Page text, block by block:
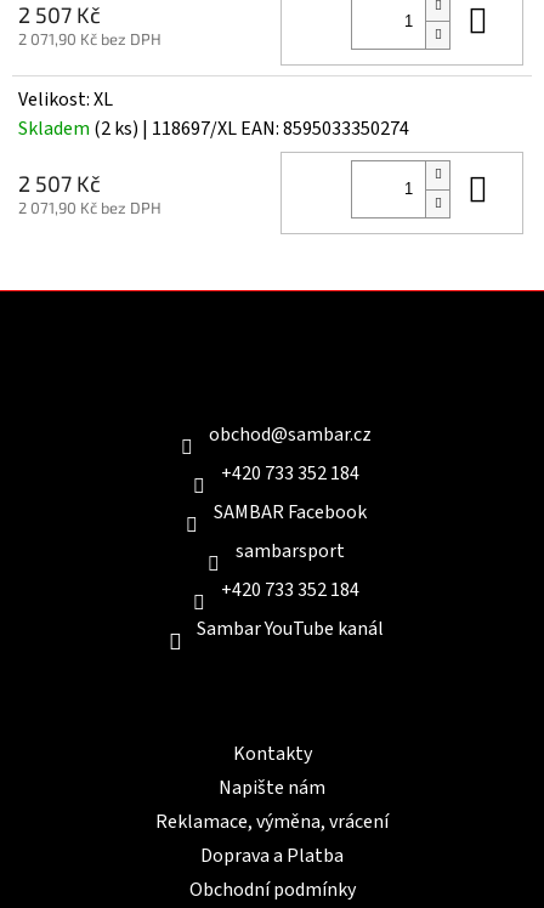
2 507 Kč
2 071,90 Kč bez DPH
Velikost: XL
Skladem (2 ks) | 118697/XLEAN:8595033350274
2 507 Kč
2 071,90 Kč bez DPH
obchod@sambar.cz
+420 733 352 184
SAMBAR Facebook
sambarsport
+420 733 352 184
Sambar YouTube kanál
Kontakty
Napište nám
Reklamace, výměna, vrácení
Doprava a Platba
Obchodní podmínky